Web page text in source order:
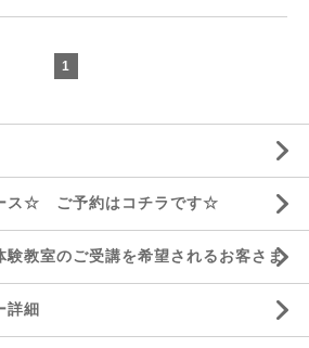
1
ス☆ ご予約はコチラです☆
験教室のご受講を希望されるお客さま
詳細